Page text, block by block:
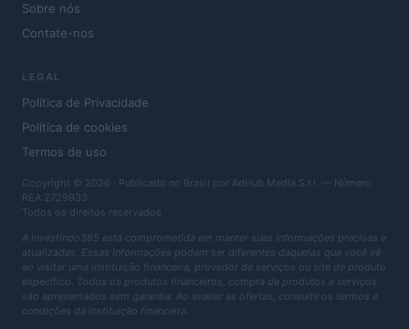
Sobre nós
Contate-nos
LEGAL
Política de Privacidade
Política de cookies
Termos de uso
Copyright © 2026 · Publicado no Brasil por AdHub Media S.r.l. — Número
REA 2729933
Todos os direitos reservados
A Investindo365 está comprometida em manter suas informações precisas e
atualizadas. Essas informações podem ser diferentes daquelas que você vê
ao visitar uma instituição financeira, provedor de serviços ou site de produto
específico. Todos os produtos financeiros, compra de produtos e serviços
são apresentados sem garantia. Ao avaliar as ofertas, consulte os termos e
condições da instituição financeira.